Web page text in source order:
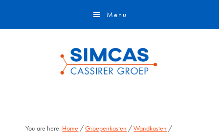
Menu
You are here: Home /Groepenkasten /Wandkasten /